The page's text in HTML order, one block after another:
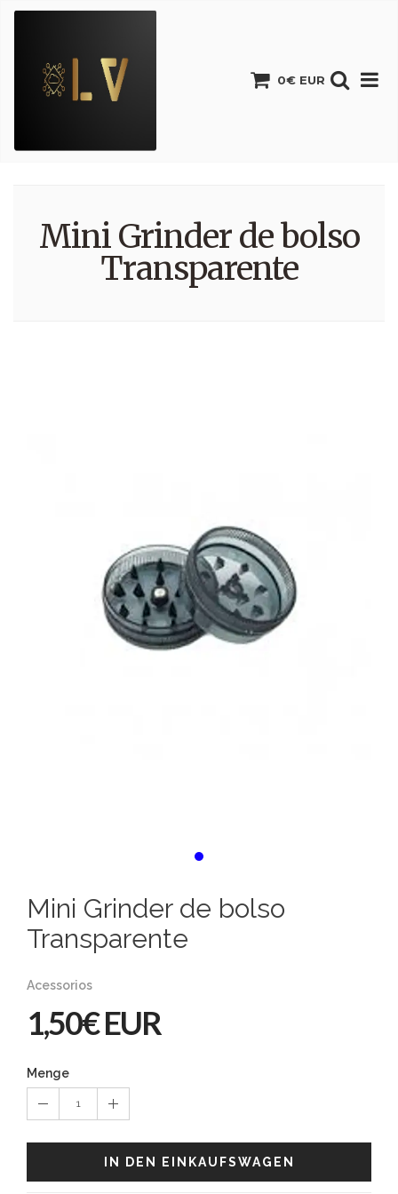
0€ EUR
Mini Grinder de bolso
Transparente
Mini Grinder de bolso
Transparente
Acessorios
1,50€ EUR
Menge
1
IN DEN EINKAUFSWAGEN